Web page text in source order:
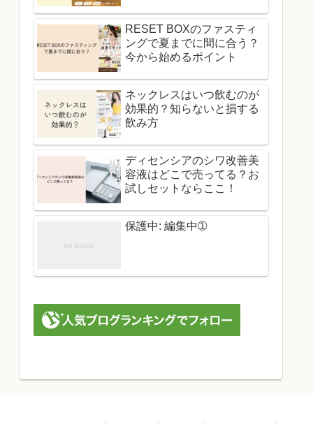
RESET BOXのファスティ
ングで夏までに間に合う？
今から始めるポイント
ネックレスはいつ飲むのが
効果的？知らないと損する
飲み方
ディセンシアのシワ改善美
容液はどこで売ってる？お
試しセットならここ！
保護中: 編集中➀